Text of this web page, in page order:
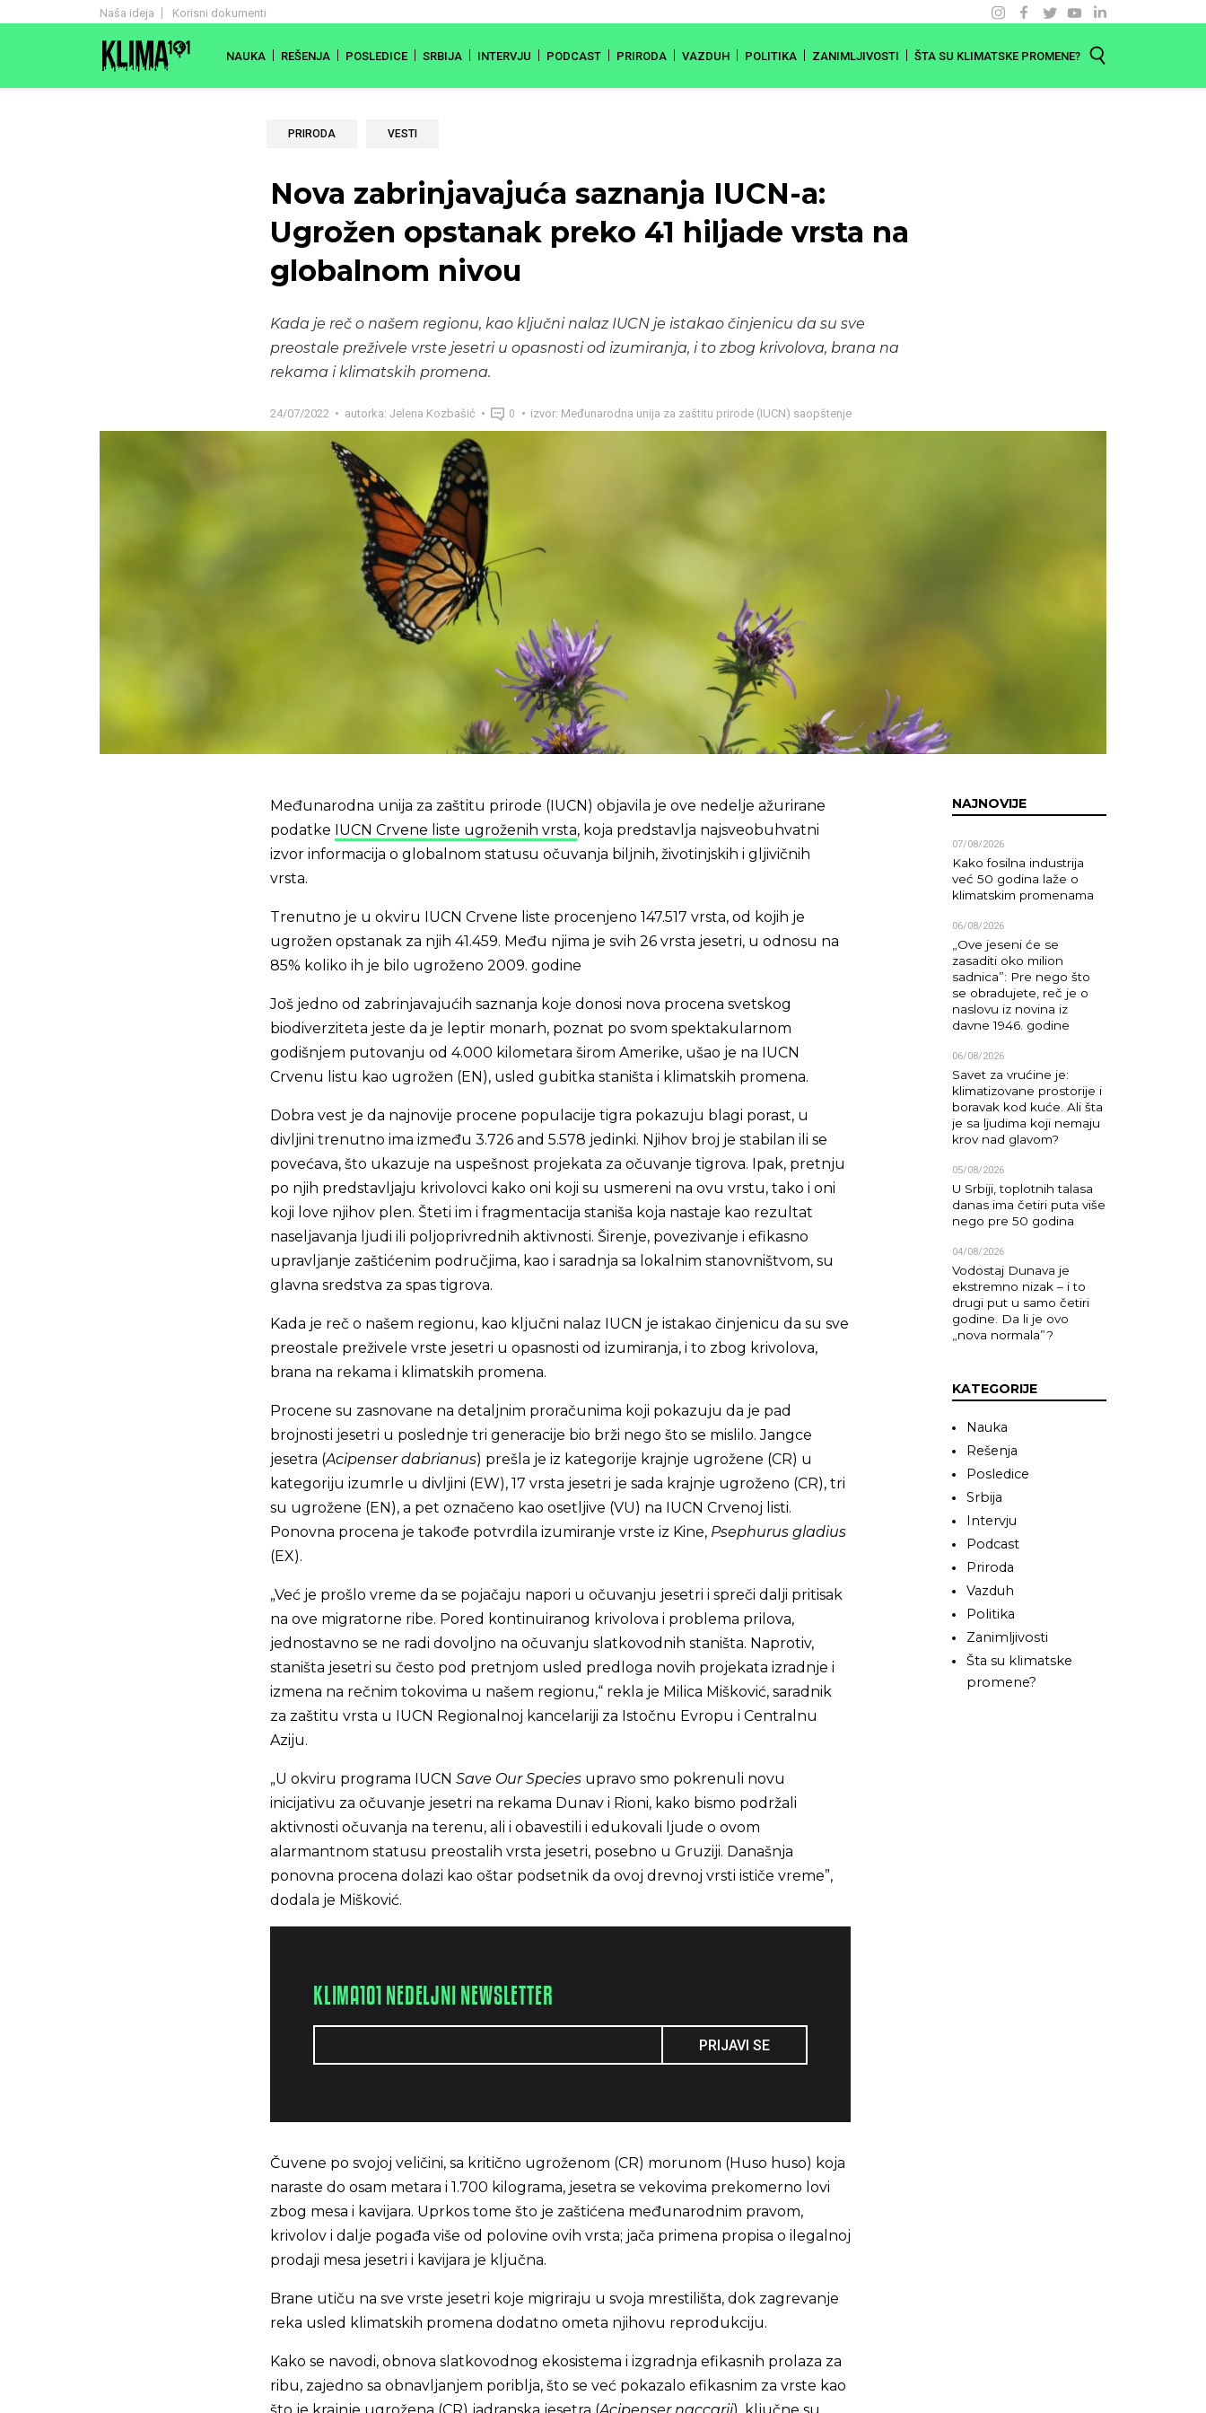
Naša ideja Korisni dokumenti
NAUKA REŠENJA POSLEDICE SRBIJA INTERVJU PODCAST PRIRODA VAZDUH POLITIKA ZANIMLJIVOSTI ŠTA SU KLIMATSKE PROMENE?
PRIRODA VESTI
Nova zabrinjavajuća saznanja IUCN-a:
Ugrožen opstanak preko 41 hiljade vrsta na
globalnom nivou
Kada je reč o našem regionu, kao ključni nalaz IUCN je istakao činjenicu da su sve
preostale preživele vrste jesetri u opasnosti od izumiranja, i to zbog krivolova, brana na
rekama i klimatskih promena.
24/07/2022 autorka: Jelena Kozbašić 0 izvor: Međunarodna unija za zaštitu prirode (IUCN) saopštenje
Međunarodna unija za zaštitu prirode (IUCN) objavila je ove nedelje ažurirane
podatke IUCN Crvene liste ugroženih vrsta, koja predstavlja najsveobuhvatni
izvor informacija o globalnom statusu očuvanja biljnih, životinjskih i gljivičnih
vrsta.
Trenutno je u okviru IUCN Crvene liste procenjeno 147.517 vrsta, od kojih je
ugrožen opstanak za njih 41.459. Među njima je svih 26 vrsta jesetri, u odnosu na
85% koliko ih je bilo ugroženo 2009. godine
Još jedno od zabrinjavajućih saznanja koje donosi nova procena svetskog
biodiverziteta jeste da je leptir monarh, poznat po svom spektakularnom
godišnjem putovanju od 4.000 kilometara širom Amerike, ušao je na IUCN
Crvenu listu kao ugrožen (EN), usled gubitka staništa i klimatskih promena.
Dobra vest je da najnovije procene populacije tigra pokazuju blagi porast, u
divljini trenutno ima između 3.726 and 5.578 jedinki. Njihov broj je stabilan ili se
povećava, što ukazuje na uspešnost projekata za očuvanje tigrova. Ipak, pretnju
po njih predstavljaju krivolovci kako oni koji su usmereni na ovu vrstu, tako i oni
koji love njihov plen. Šteti im i fragmentacija staniša koja nastaje kao rezultat
naseljavanja ljudi ili poljoprivrednih aktivnosti. Širenje, povezivanje i efikasno
upravljanje zaštićenim područjima, kao i saradnja sa lokalnim stanovništvom, su
glavna sredstva za spas tigrova.
Kada je reč o našem regionu, kao ključni nalaz IUCN je istakao činjenicu da su sve
preostale preživele vrste jesetri u opasnosti od izumiranja, i to zbog krivolova,
brana na rekama i klimatskih promena.
Procene su zasnovane na detaljnim proračunima koji pokazuju da je pad
brojnosti jesetri u poslednje tri generacije bio brži nego što se mislilo. Jangce
jesetra (Acipenser dabrianus) prešla je iz kategorije krajnje ugrožene (CR) u
kategoriju izumrle u divljini (EW), 17 vrsta jesetri je sada krajnje ugroženo (CR), tri
su ugrožene (EN), a pet označeno kao osetljive (VU) na IUCN Crvenoj listi.
Ponovna procena je takođe potvrdila izumiranje vrste iz Kine, Psephurus gladius
(EX).
„Već je prošlo vreme da se pojačaju napori u očuvanju jesetri i spreči dalji pritisak
na ove migratorne ribe. Pored kontinuiranog krivolova i problema prilova,
jednostavno se ne radi dovoljno na očuvanju slatkovodnih staništa. Naprotiv,
staništa jesetri su često pod pretnjom usled predloga novih projekata izradnje i
izmena na rečnim tokovima u našem regionu,“ rekla je Milica Mišković, saradnik
za zaštitu vrsta u IUCN Regionalnoj kancelariji za Istočnu Evropu i Centralnu
Aziju.
„U okviru programa IUCN Save Our Species upravo smo pokrenuli novu
inicijativu za očuvanje jesetri na rekama Dunav i Rioni, kako bismo podržali
aktivnosti očuvanja na terenu, ali i obavestili i edukovali ljude o ovom
alarmantnom statusu preostalih vrsta jesetri, posebno u Gruziji. Današnja
ponovna procena dolazi kao oštar podsetnik da ovoj drevnoj vrsti ističe vreme”,
dodala je Mišković.
KLIMA101 NEDELJNI NEWSLETTER
PRIJAVI SE
Čuvene po svojoj veličini, sa kritično ugroženom (CR) morunom (Huso huso) koja
naraste do osam metara i 1.700 kilograma, jesetra se vekovima prekomerno lovi
zbog mesa i kavijara. Uprkos tome što je zaštićena međunarodnim pravom,
krivolov i dalje pogađa više od polovine ovih vrsta; jača primena propisa o ilegalnoj
prodaji mesa jesetri i kavijara je ključna.
Brane utiču na sve vrste jesetri koje migriraju u svoja mrestilišta, dok zagrevanje
reka usled klimatskih promena dodatno ometa njihovu reprodukciju.
Kako se navodi, obnova slatkovodnog ekosistema i izgradnja efikasnih prolaza za
ribu, zajedno sa obnavljanjem poriblja, što se već pokazalo efikasnim za vrste kao
NAJNOVIJE
07/08/2026
Kako fosilna industrija
već 50 godina laže o
klimatskim promenama
06/08/2026
„Ove jeseni će se
zasaditi oko milion
sadnica”: Pre nego što
se obradujete, reč je o
naslovu iz novina iz
davne 1946. godine
06/08/2026
Savet za vrućine je:
klimatizovane prostorije i
boravak kod kuće. Ali šta
je sa ljudima koji nemaju
krov nad glavom?
05/08/2026
U Srbiji, toplotnih talasa
danas ima četiri puta više
nego pre 50 godina
04/08/2026
Vodostaj Dunava je
ekstremno nizak – i to
drugi put u samo četiri
godine. Da li je ovo
„nova normala”?
KATEGORIJE
Nauka
Rešenja
Posledice
Srbija
Intervju
Podcast
Priroda
Vazduh
Politika
Zanimljivosti
Šta su klimatske
promene?